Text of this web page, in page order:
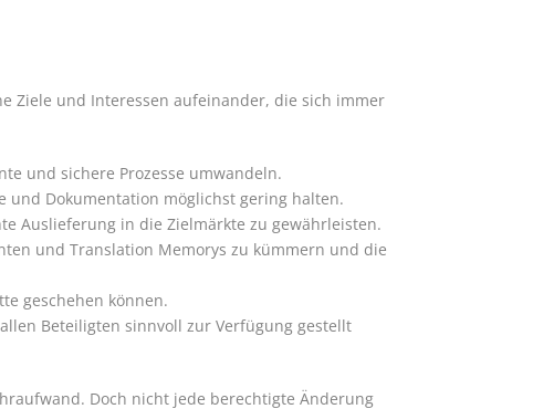
Ziele und Interessen aufeinander, die sich immer
und sichere Prozesse umwandeln.
und Dokumentation möglichst gering halten.
Auslieferung in die Zielmärkte zu gewährleisten.
und Translation Memorys zu kümmern und die
geschehen können.
Beteiligten sinnvoll zur Verfügung gestellt
Doch nicht jede berechtigte Änderung